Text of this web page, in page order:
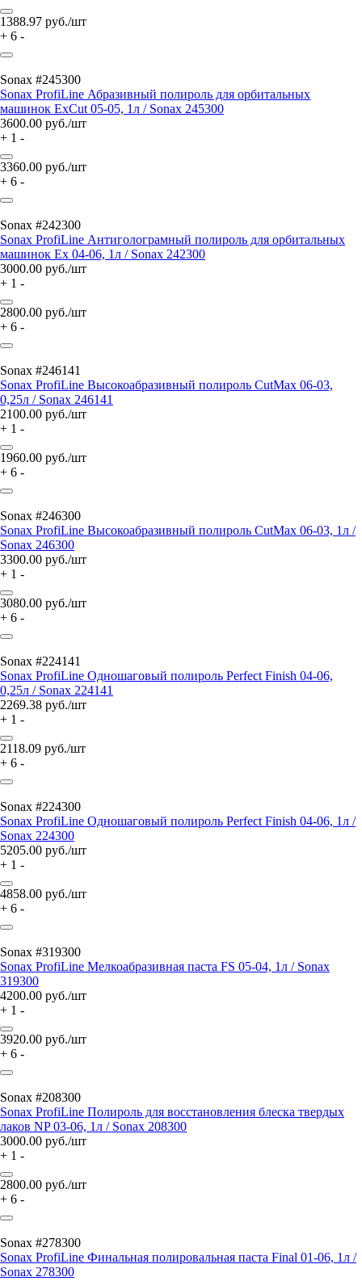
1388.97 руб./шт
+ 6 -
Sonax #245300
Sonax ProfiLine Абразивный полироль для орбитальных
машинок ExCut 05-05, 1л / Sonax 245300
3600.00 руб./шт
+ 1 -
3360.00 руб./шт
+ 6 -
Sonax #242300
Sonax ProfiLine Антиголограмный полироль для орбитальных
машинок Ex 04-06, 1л / Sonax 242300
3000.00 руб./шт
+ 1 -
2800.00 руб./шт
+ 6 -
Sonax #246141
Sonax ProfiLine Высокоабразивный полироль CutMax 06-03,
0,25л / Sonax 246141
2100.00 руб./шт
+ 1 -
1960.00 руб./шт
+ 6 -
Sonax #246300
Sonax ProfiLine Высокоабразивный полироль CutMax 06-03, 1л /
Sonax 246300
3300.00 руб./шт
+ 1 -
3080.00 руб./шт
+ 6 -
Sonax #224141
Sonax ProfiLine Одношаговый полироль Perfect Finish 04-06,
0,25л / Sonax 224141
2269.38 руб./шт
+ 1 -
2118.09 руб./шт
+ 6 -
Sonax #224300
Sonax ProfiLine Одношаговый полироль Perfect Finish 04-06, 1л /
Sonax 224300
5205.00 руб./шт
+ 1 -
4858.00 руб./шт
+ 6 -
Sonax #319300
Sonax ProfiLine Мелкоабразивная паста FS 05-04, 1л / Sonax
319300
4200.00 руб./шт
+ 1 -
3920.00 руб./шт
+ 6 -
Sonax #208300
Sonax ProfiLine Полироль для восстановления блеска твердых
лаков NP 03-06, 1л / Sonax 208300
3000.00 руб./шт
+ 1 -
2800.00 руб./шт
+ 6 -
Sonax #278300
Sonax ProfiLine Финальная полировальная паста Final 01-06, 1л /
Sonax 278300